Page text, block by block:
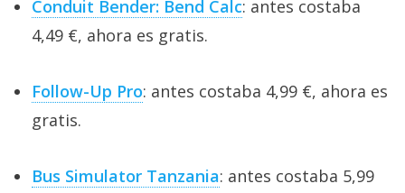
Conduit Bender: Bend Calc: antes costaba
4,49 €, ahora es gratis.
Follow-Up Pro: antes costaba 4,99 €, ahora es
gratis.
Bus Simulator Tanzania: antes costaba 5,99